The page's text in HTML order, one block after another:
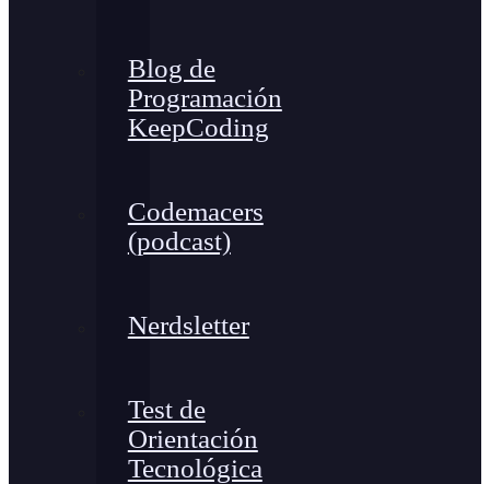
Blog de
Programación
KeepCoding
Codemacers
(podcast)
Nerdsletter
Test de
Orientación
Tecnológica